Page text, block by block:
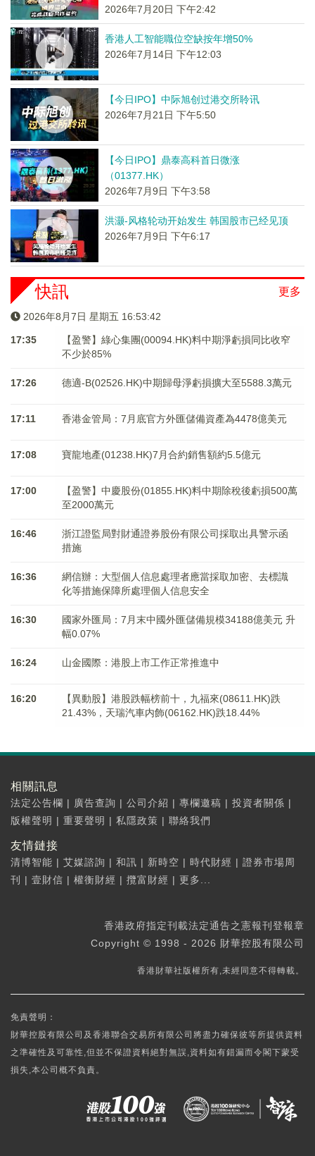
2026年7月20日 下午2:42
香港人工智能職位空缺按年增50%
2026年7月14日 下午12:03
【今日IPO】中际旭创过港交所聆讯
2026年7月21日 下午5:50
【今日IPO】鼎泰高科首日微涨
（01377.HK）
2026年7月9日 下午3:58
洪灏-风格轮动开始发生 韩国股市已经见顶
2026年7月9日 下午6:17
更多
快訊
2026年8月7日 星期五 16:53:43
17:35
【盈警】綠心集團(00094.HK)料中期淨虧損同比收窄
不少於85%
17:26 德適-B(02526.HK)中期歸母淨虧損擴大至5588.3萬元
17:11 香港金管局：7月底官方外匯儲備資產為4478億美元
17:08 寶龍地產(01238.HK)7月合約銷售額約5.5億元
17:00
【盈警】中慶股份(01855.HK)料中期除稅後虧損500萬
至2000萬元
16:46
浙江證監局對財通證券股份有限公司採取出具警示函
措施
16:36
網信辦：大型個人信息處理者應當採取加密、去標識
化等措施保障所處理個人信息安全
16:30
國家外匯局：7月末中國外匯儲備規模34188億美元 升
幅0.07%
16:24 山金國際：港股上市工作正常推進中
16:20
【異動股】港股跌幅榜前十，九福來(08611.HK)跌
21.43%，天瑞汽車内飾(06162.HK)跌18.44%
相關訊息
法定公告欄 | 廣告查詢 | 公司介紹 | 專欄邀稿 | 投資者關係 |
版權聲明 | 重要聲明 | 私隱政策 | 聯絡我們
友情鏈接
清博智能 | 艾媒諮詢 | 和訊 | 新時空 | 時代財經 | 證券市場周
刊
| 壹財信 | 權衡財經 | 攬富財經 | 更多...
香港政府指定刊載法定通告之憲報刊登報章
Copyright © 1998 - 2026 財華控股有限公司
香港財華社版權所有,未經同意不得轉載。
免責聲明：
財華控股有限公司及香港聯合交易所有限公司將盡力確保彼等所提供資料
之準確性及可靠性,但並不保證資料絕對無誤,資料如有錯漏而令閣下蒙受
損失,本公司概不負責。